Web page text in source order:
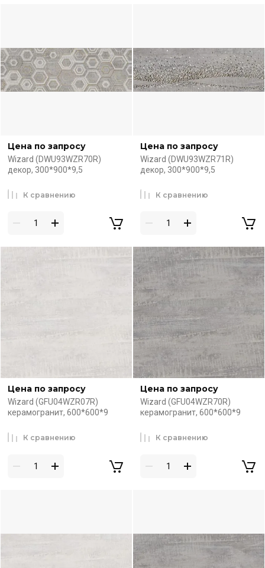
Цена по запросу
Wizard (DWU93WZR70R)
декор, 300*900*9,5
К сравнению
Цена по запросу
Wizard (DWU93WZR71R)
декор, 300*900*9,5
К сравнению
Цена по запросу
Wizard (GFU04WZR07R)
керамогранит, 600*600*9
К сравнению
Цена по запросу
Wizard (GFU04WZR70R)
керамогранит, 600*600*9
К сравнению